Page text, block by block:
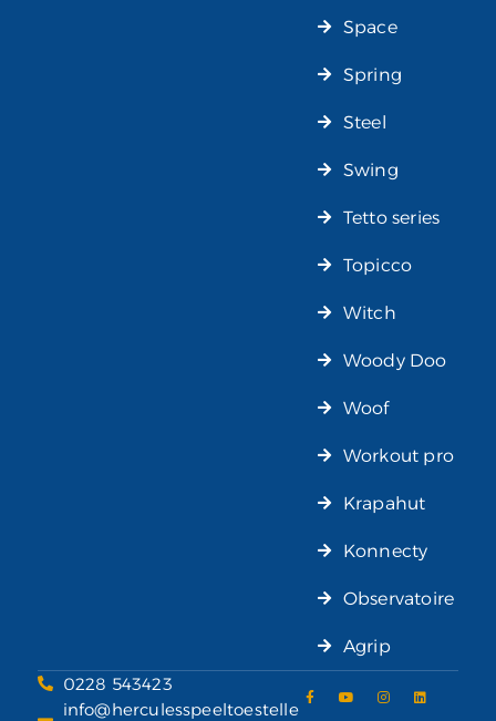
Space
Spring
Steel
Swing
Tetto series
Topicco
Witch
Woody Doo
Woof
Workout pro
Krapahut
Konnecty
Observatoire
Agrip
0228 543423
info@herculesspeeltoestelle